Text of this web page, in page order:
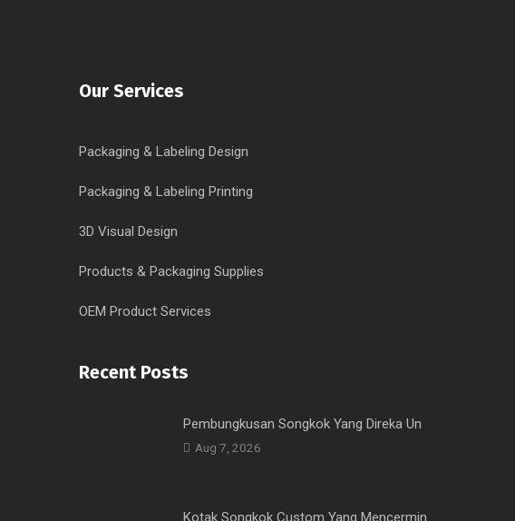
Our Services
Packaging & Labeling Design
Packaging & Labeling Printing
3D Visual Design
Products & Packaging Supplies
OEM Product Services
Recent Posts
Pembungkusan Songkok Yang Direka Un
Aug 7, 2026
Kotak Songkok Custom Yang Mencermin